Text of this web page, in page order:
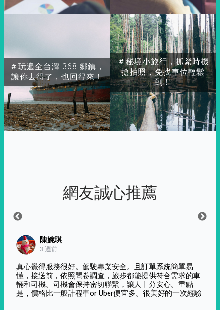
＃玩遍全台灣 368 鄉鎮，
讓你去得了，也回得來！
＃秘境小旅行，抓緊時機
搶拍照，免找車位輕鬆
到！
網友誠心推薦
陳婉琪
3 週前
真心覺得服務很好。駕駛專業安全。且訂單系統簡單易
懂，接送前，依照問卷調查，旅步都能提供符合需求的車
輛和司機。司機會保持密切聯繫，讓人十分安心。重點
是，價格比一般計程車or Uber便宜多。很美好的一次經驗